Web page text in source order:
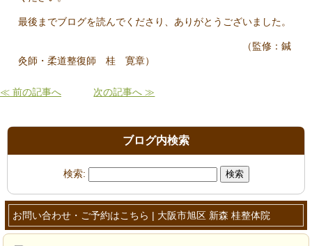
最後までブログを読んでくださり、ありがとうございました。
（監修：鍼
灸師・柔道整復師 桂 寛章）
≪ 前の記事へ 次の記事へ ≫
ブログ内検索
検索:
お問い合わせ・ご予約はこちら | 大阪市旭区 新森 桂整体院